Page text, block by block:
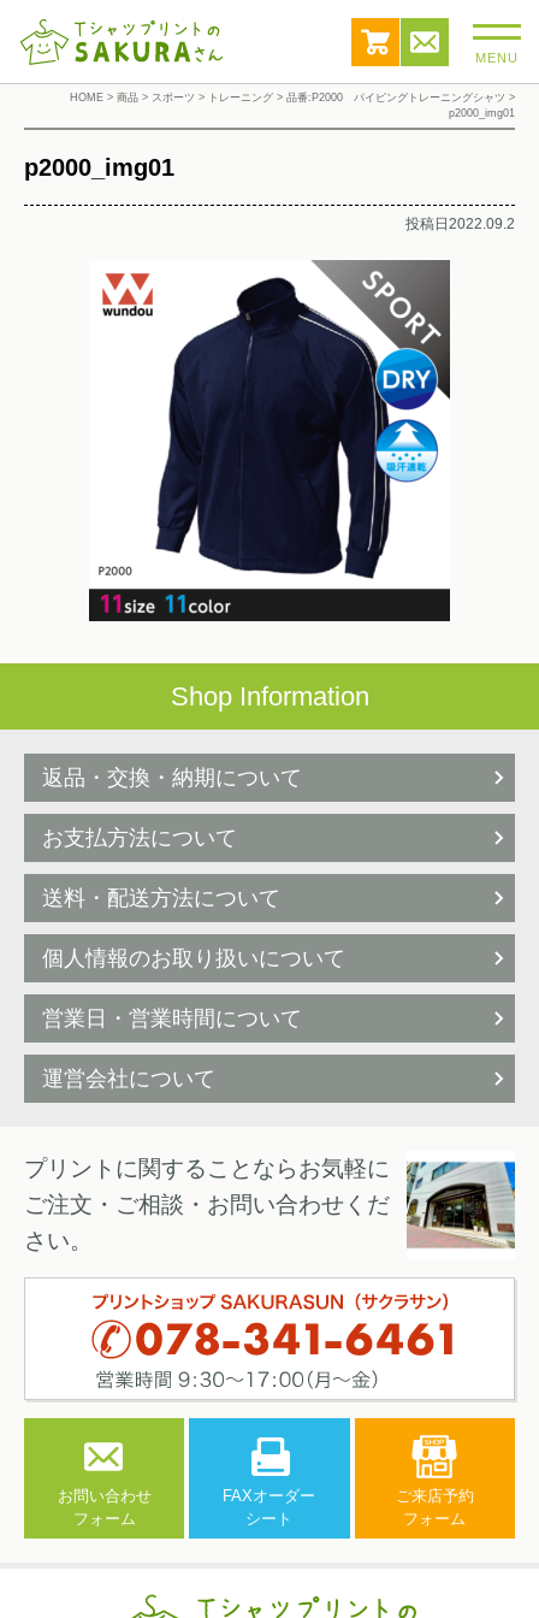
MENU
HOME > 商品 > スポーツ > トレーニング > 品番:P2000 パイピングトレーニングシャツ >
p2000_img01
p2000_img01
投稿日2022.09.2
Shop Information
返品・交換・納期について
お支払方法について
送料・配送方法について
個人情報のお取り扱いについて
営業日・営業時間について
運営会社について
プリントに関することならお気軽に
ご注文・ご相談・お問い合わせくだ
さい。
お問い合わせ
フォーム
FAXオーダー
シート
ご来店予約
フォーム